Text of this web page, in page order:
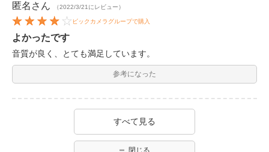
匿名 さん （2022/3/21にレビュー）
ビックカメラグループで購入
よかったです
音質が良く、とても満足しています。
参考になった
すべて見る
閉じる